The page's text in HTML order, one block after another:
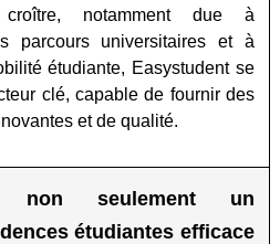
notamment due à
parcours universitaires et à
étudiante, Easystudent se
clé, capable de fournir des
et de qualité.
seulement un
étudiantes efficace